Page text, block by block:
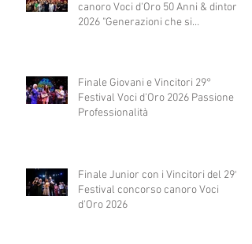
canoro Voci d'Oro 50 Anni & dintorni
2026 "Generazioni che si
Finale Giovani e Vincitori 29°
Festival Voci d'Oro 2026 Passione e
Professionalità
Finale Junior con i Vincitori del 29°
Festival concorso canoro Voci
d'Oro 2026